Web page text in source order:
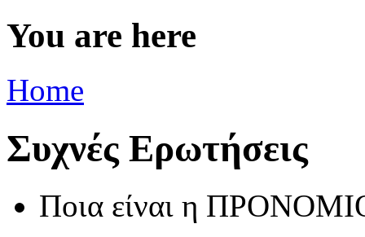
You are here
Home
Συχνές Ερωτήσεις
Ποια είναι η